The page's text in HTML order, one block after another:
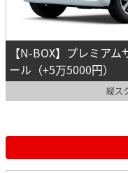
【N-BOX】プレミア
ール（+5万5000円）
縦ス